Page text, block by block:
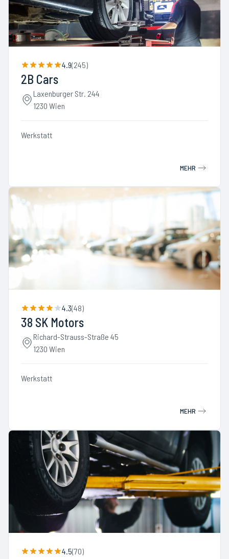
4.9(245)
2B Cars
Laxenburger Str. 244
1230 Wien
Werkstatt
MEHR
4.3(48)
38 SK Motors
Richard-Strauss-Straße 45
1230 Wien
Werkstatt
MEHR
4.5(70)